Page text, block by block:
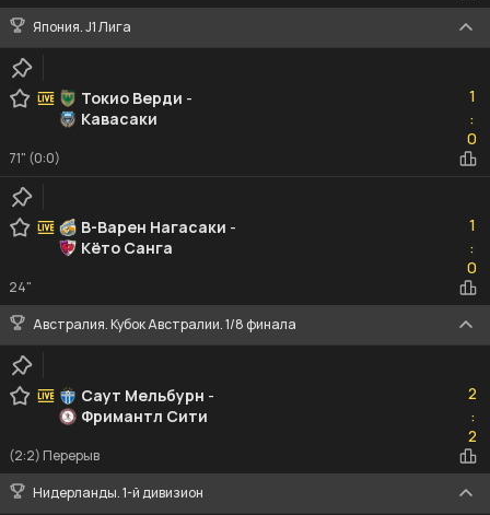
Япония. J1 Лига
Токио Верди -
Кавасаки
1
:0
0
71" (0:0)
В-Варен Нагасаки -
Кёто Санга
1
:0
0
24"
Австралия. Кубок Австралии. 1/8 финала
Саут Мельбурн -
Фримантл Сити
2
:2
2
(2:2) Перерыв
Нидерланды. 1-й дивизион